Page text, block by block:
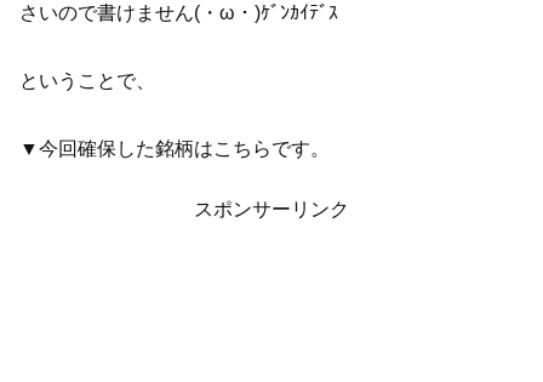
さいので書けません(・ω・)ｹﾞﾝｶｲﾃﾞｽ
ということで、
▼今回確保した銘柄はこちらです。
スポンサーリンク